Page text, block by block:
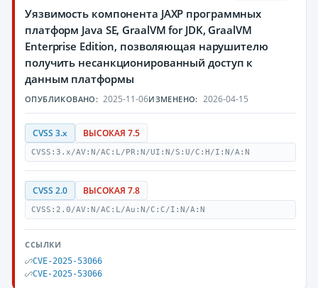
Уязвимость компонента JAXP программных
платформ Java SE, GraalVM for JDK, GraalVM
Enterprise Edition, позволяющая нарушителю
получить несанкционированный доступ к
данным платформы
ОПУБЛИКОВАНО: 2025-11-06ИЗМЕНЕНО: 2026-04-15
CVSS 3.x ВЫСОКАЯ 7.5
CVSS:3.x/AV:N/AC:L/PR:N/UI:N/S:U/C:H/I:N/A:N
CVSS 2.0 ВЫСОКАЯ 7.8
CVSS:2.0/AV:N/AC:L/Au:N/C:C/I:N/A:N
ССЫЛКИ
CVE-2025-53066
CVE-2025-53066